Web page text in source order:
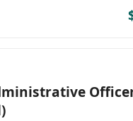
：熟練使用Office辦
、Outlook等），
用各種渠道開展招聘宣